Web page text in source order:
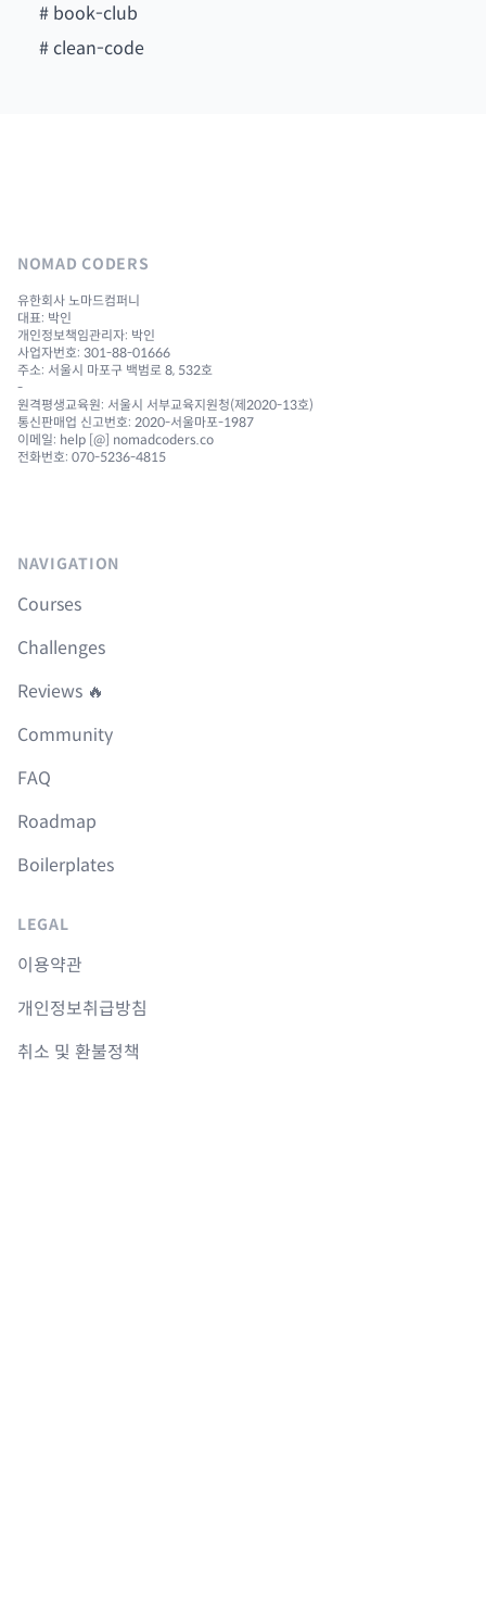
# book-club
#clean-code
NOMAD CODERS
유한회사 노마드컴퍼니
대표: 박인
개인정보책임관리자: 박인
사업자번호: 301-88-01666
주소: 서울시 마포구 백범로 8, 532호
-
원격평생교육원: 서울시 서부교육지원청(제2020-13호)
통신판매업 신고번호: 2020-서울마포-1987
이메일: help [@] nomadcoders.co
전화번호: 070-5236-4815
NAVIGATION
Courses
Challenges
Reviews 🔥
Community
FAQ
Roadmap
Boilerplates
LEGAL
이용약관
개인정보취급방침
취소 및 환불정책